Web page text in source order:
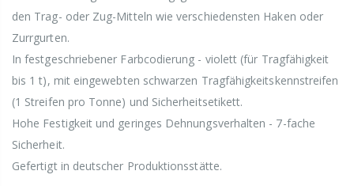
den Trag- oder Zug-Mitteln wie verschiedensten Haken oder
Zurrgurten.
In festgeschriebener Farbcodierung - violett (für Tragfähigkeit
bis 1 t), mit eingewebten schwarzen Tragfähigkeitskennstreifen
(1 Streifen pro Tonne) und Sicherheitsetikett.
Hohe Festigkeit und geringes Dehnungsverhalten - 7-fache
Sicherheit.
Gefertigt in deutscher Produktionsstätte.